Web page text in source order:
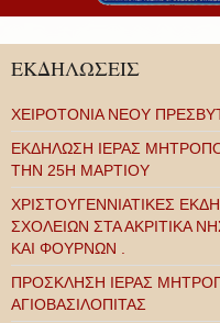
ΕΚΔΗΛΩΣΕΙΣ
ΧΕΙΡΟΤΟΝΙΑ ΝΕΟΥ
ΕΚΔΗΛΩΣΗ ΙΕΡΑΣ
ΤΗΝ 25Η ΜΑΡΤΙΟΥ
ΧΡΙΣΤΟΥΓΕΝΝΙΑΤΙΚΕΣ
ΣΧΟΛΕΙΩΝ ΣΤΑ ΑΚΡΙΤΙΚΑ
ΚΑΙ ΦΟΥΡΝΩΝ .
ΠΡΟΣΚΛΗΣΗ ΙΕΡΑΣ
ΑΓΙΟΒΑΣΙΛΟΠΙΤΑΣ